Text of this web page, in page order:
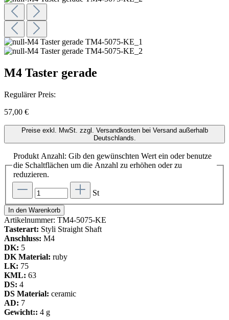
M4 Taster gerade
Regulärer Preis:
57,00 €
Preise exkl. MwSt. zzgl. Versandkosten bei Versand außerhalb
Deutschlands.
Produkt Anzahl: Gib den gewünschten Wert ein oder benutze
die Schaltflächen um die Anzahl zu erhöhen oder zu
reduzieren.
St
In den Warenkorb
Artikelnummer: TM4-5075-KE
Tasterart: Styli Straight Shaft
Anschluss: M4
DK: 5
DK Material: ruby
LK: 75
KML: 63
DS: 4
DS Material: ceramic
AD: 7
Gewicht:: 4 g